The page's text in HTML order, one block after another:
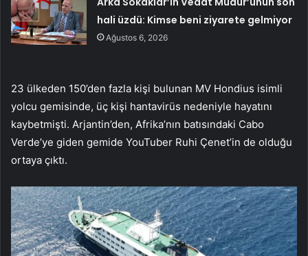
hali üzdü: Kimse beni ziyarete gelmiyor
Ağustos 6, 2026
23 ülkeden 150’den fazla kişi bulunan MV Hondius isimli
yolcu gemisinde, üç kişi hantavirüs nedeniyle hayatını
kaybetmişti. Arjantin’den, Afrika’nın batısındaki Cabo
Verde’ye giden gemide YouTuber Ruhi Çenet’in de olduğu
ortaya çıktı.